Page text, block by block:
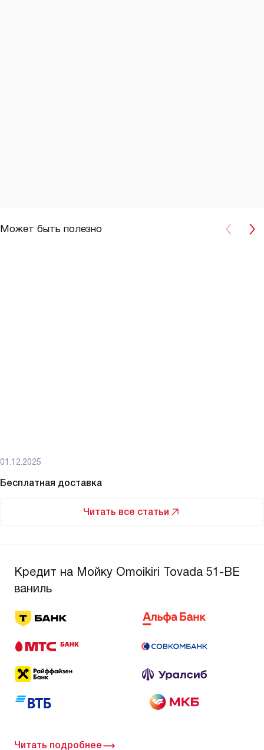
Может быть полезно
01.12.2025
Бесплатная доставка
Читать все статьи
Кредит на Мойку Omoikiri Tovada 51-BE
ваниль
Читать подробнее